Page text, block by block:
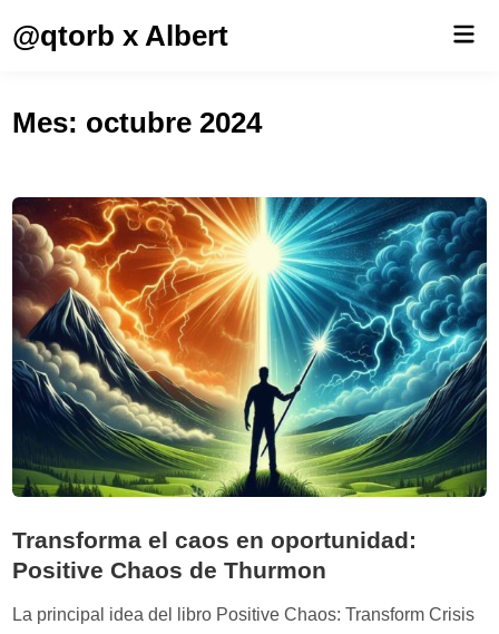
@qtorb x Albert
Mes: octubre 2024
Transforma el caos en oportunidad:
Positive Chaos de Thurmon
La principal idea del libro Positive Chaos: Transform Crisis